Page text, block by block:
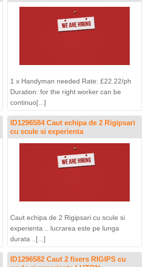
1 x Handyman needed Rate: £22.22/ph
Duration: for the right worker can be
continuo[...]
ID1296584 Caut echipa de 2 Rigipsari
cu scule si experienta
Caut echipa de 2 Rigipsari cu scule si
experienta .. lucrarea este pe lunga
durata ..[...]
ID1296582 Caut 2 fixers RIGIPS cu